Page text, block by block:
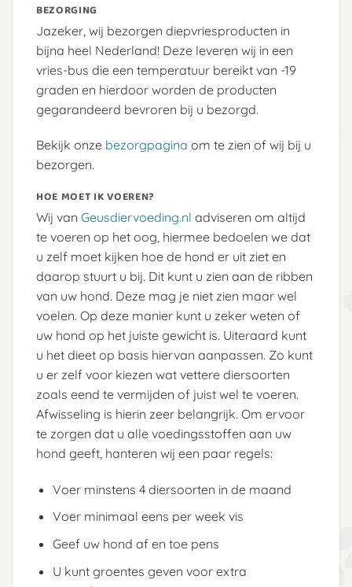
BEZORGING
Jazeker, wij bezorgen diepvriesproducten in
bijna heel Nederland! Deze leveren wij in een
vries-bus die een temperatuur bereikt van -19
graden en hierdoor worden de producten
gegarandeerd bevroren bij u bezorgd.
Bekijk onze bezorgpagina om te zien of wij bij u
bezorgen.
HOE MOET IK VOEREN?
Wij van Geusdiervoeding.nl adviseren om altijd
te voeren op het oog, hiermee bedoelen we dat
u zelf moet kijken hoe de hond er uit ziet en
daarop stuurt u bij. Dit kunt u zien aan de ribben
van uw hond. Deze mag je niet zien maar wel
voelen. Op deze manier kunt u zeker weten of
uw hond op het juiste gewicht is. Uiteraard kunt
u het dieet op basis hiervan aanpassen. Zo kunt
u er zelf voor kiezen wat vettere diersoorten
zoals eend te vermijden of juist wel te voeren.
Afwisseling is hierin zeer belangrijk. Om ervoor
te zorgen dat u alle voedingsstoffen aan uw
hond geeft, hanteren wij een paar regels:
Voer minstens 4 diersoorten in de maand
Voer minimaal eens per week vis
Geef uw hond af en toe pens
U kunt groentes geven voor extra